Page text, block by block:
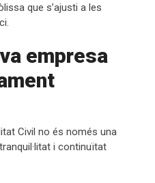
que s’ajusti a les
empresa
Civil no és només una
i continuïtat